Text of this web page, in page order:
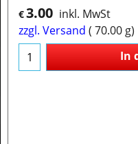
€3.00 inkl. MwSt
zzgl. Versand
70.00 g
In